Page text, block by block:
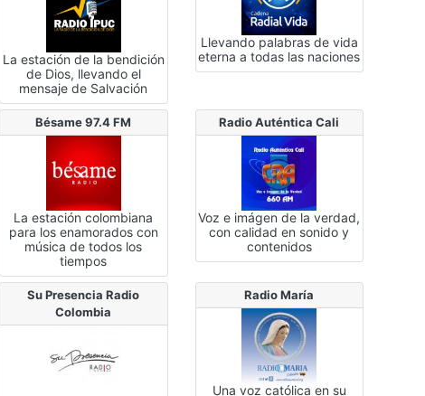
La estación de la bendición
de Dios, llevando el
mensaje de Salvación
Llevando palabras de vida
eterna a todas las naciones
Bésame 97.4 FM
La estación colombiana
para los enamorados con
música de todos los
tiempos
Radio Auténtica Cali
Voz e imágen de la verdad,
con calidad en sonido y
contenidos
Su Presencia Radio
Colombia
Radio María
Una voz católica en su